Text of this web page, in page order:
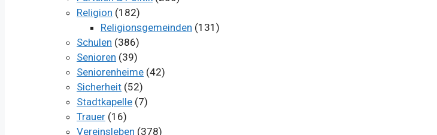
Religion (182)
Religionsgemeinden (131)
Schulen (386)
Senioren (39)
Seniorenheime (42)
Sicherheit (52)
Stadtkapelle (7)
Trauer (16)
Vereinsleben (378)